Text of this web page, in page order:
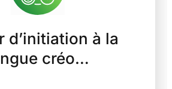
d’initiation à la
créo…